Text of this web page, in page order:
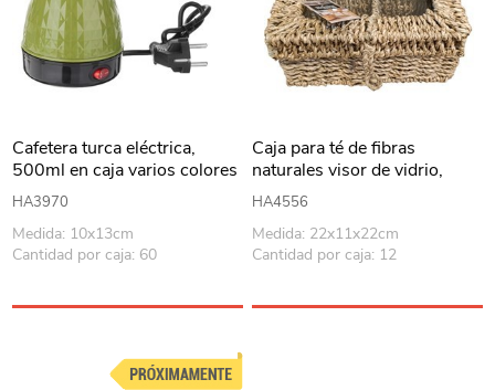
Cafetera turca eléctrica,
500ml en caja varios colores
HA3970
Medida: 10x13cm
Cantidad por caja: 60
Caja para té de fibras
naturales visor de vidrio,
junco de agua
HA4556
Medida: 22x11x22cm
Cantidad por caja: 12